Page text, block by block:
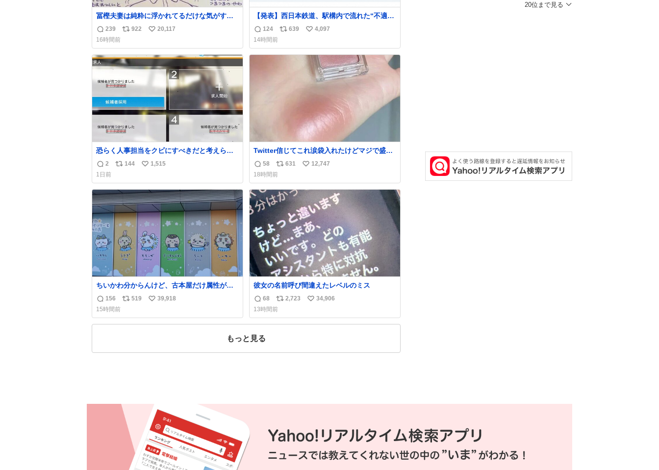
冨樫夫妻は純粋に浮かれてるだけな気がする
な〜 全アはここに自分の市場価値的なものを
上乗せするので、 すっぴん＆寝起きのボサボ
サ頭でも「今日も可愛いね」が止まらない。
放っておくと永遠に髪撫でてきて作業進まな
い() 156cm40kg、年中日焼け止めとお友達の
私より綺麗な手やめてもろて とか言う
返
信
数
239
リ
ス
ト
922
い
ね
数
20,117
16時間前
【発表】西日本鉄道、駅構内で流れた“不適切
音声”に声明「被害届も検討」
news.livedoor.com/article/detail… 4日に西
鉄福岡（天神）駅および薬院駅で発生した駅
構内放送事案について声明を公表した。「第
三者によって駅構内放送設備に外部から不正
に音声が流された可能性も含めて確認を実
返
信
数
124
リ
ス
639
い
ね
4,097
14時間前
恐らく人事担当をクビにすべきだと考えられ
るが‥‥‥
返
信
数
2
リ
ス
ト
144
い
ね
数
1,515
1日前
Twitter信じてこれ涙袋入れたけどマジで盛れ
た…ありがとう…
返
信
数
58
リ
ポ
ス
ト
631
い
ね
数
12,747
18時間前
ちいかわ分からんけど、古本屋だけ属性が名
前になってるのはどういうこと？
返
信
数
156
リ
ス
519
い
ね
39,918
15時間前
彼女の名前呼び間違えたレベルのミス
返
信
数
68
リ
ポ
ス
2,723
い
ね
34,906
13時間前
もっと見る
20位まで見る